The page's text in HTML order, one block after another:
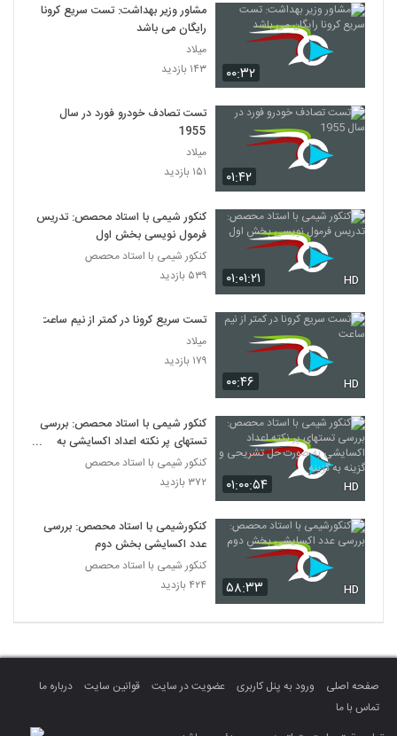
۰۰:۳۲
مشاور وزیر بهداشت: تست سریع کرونا
رایگان می باشد
میلاد
۱۴۳ بازدید
۰۱:۴۲
تست تصادف خودرو فورد در سال
1955
میلاد
۱۵۱ بازدید
۰۱:۰۱:۲۱ HD
کنکور شیمی با استاد محصص: تدریس
فرمول نویسی بخش اول
کنکور شیمی با استاد محصص
۵۳۹ بازدید
۰۰:۴۶ HD
تست سريع کرونا در کمتر از نيم ساعت
میلاد
۱۷۹ بازدید
۰۱:۰۰:۵۴ HD
کنکور شیمی با استاد محصص: بررسی
تستهای پر نکته اعداد اکسایشی به
صورت حل تشریحی و گزینه به گزینه
کنکور شیمی با استاد محصص
۳۷۲ بازدید
۵۸:۳۳ HD
کنکورشیمی با استاد محصص: بررسی
عدد اکسایشی بخش دوم
کنکور شیمی با استاد محصص
۴۲۴ بازدید
صفحه اصلی ورود به پنل کاربری عضویت در سایت قوانین سایت
درباره ما
تماس با ما